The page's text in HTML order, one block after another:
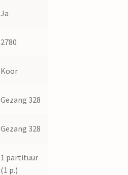
Ja
2780
Koor
Gezang 328
Gezang 328
1 partituur
(1 p.)